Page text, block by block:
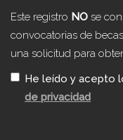
Este registro NO se
convocatorias de
una solicitud para
He leído y acepto
de privacidad